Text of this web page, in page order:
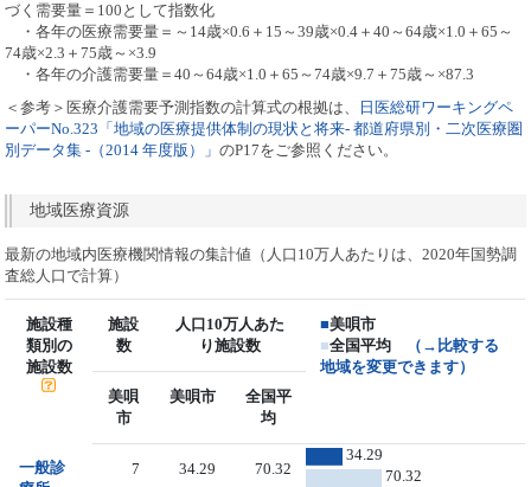
づく需要量＝100として指数化
・各年の医療需要量＝～14歳×0.6＋15～39歳×0.4＋40～64歳×1.0＋65～
74歳×2.3＋75歳～×3.9
・各年の介護需要量＝40～64歳×1.0＋65～74歳×9.7＋75歳～×87.3
＜参考＞医療介護需要予測指数の計算式の根拠は、
日医総研ワーキングペ
ーパーNo.323「地域の医療提供体制の現状と将来- 都道府県別・二次医療圏
別データ集 -（2014 年度版）」のP17をご参照ください。
地域医療資源
最新の地域内医療機関情報の集計値（人口10万人あたりは、2020年国勢調
査総人口で計算）
施設種
類別の
施設数
施設
数
人口10万人あた
り施設数
■美唄市
■全国平均
（→比較する
地域を変更できます）
美唄
市
美唄市
全国平
均
一般診
7 34.29 70.32
34.29
70.32